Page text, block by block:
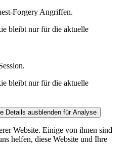
Forgery Angriffen.
bleibt nur für die aktuelle
bleibt nur für die aktuelle
Details ausblenden für Analyse
Website. Einige von ihnen sind
helfen, diese Website und Ihre